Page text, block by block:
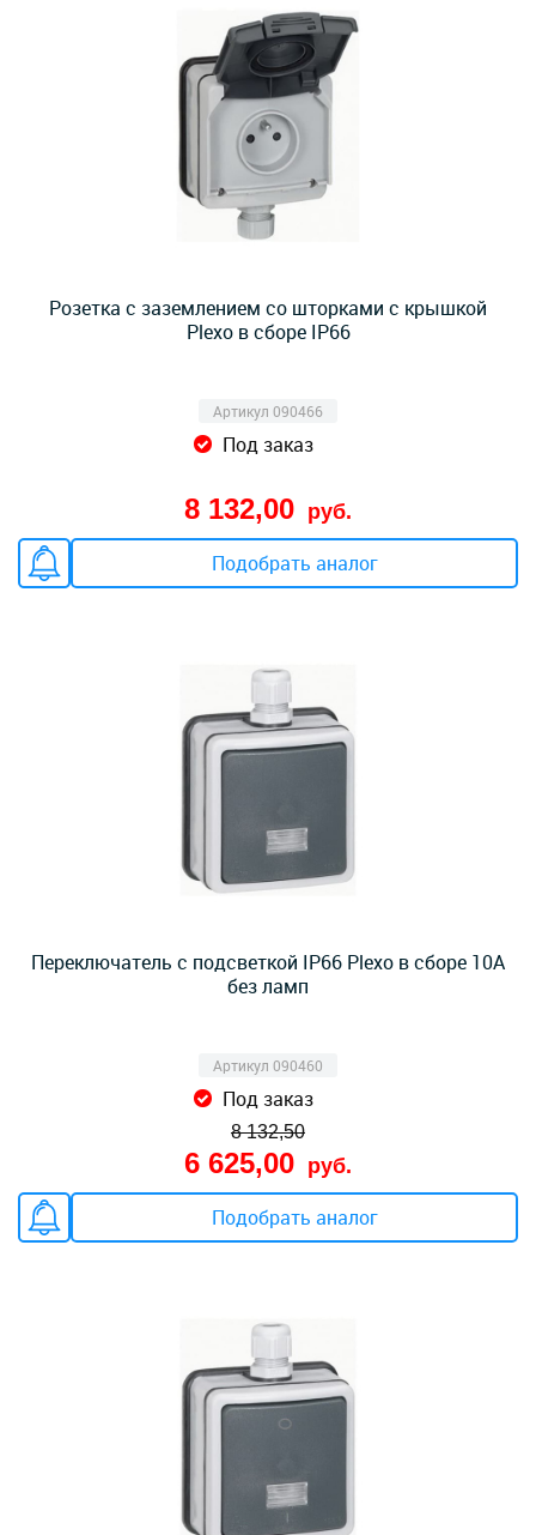
Розетка с заземлением со шторками с крышкой
Plexo в сборе IP66
Артикул 090466
Под заказ
8 132,00 руб.
Подобрать аналог
Переключатель с подсветкой IP66 Plexo в сборе 10А
без ламп
Артикул 090460
Под заказ
8 132,50
6 625,00 руб.
Подобрать аналог